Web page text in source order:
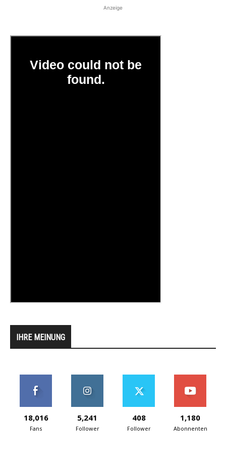
Anzeige
IHRE MEINUNG
18,016
Fans
5,241
Follower
408
Follower
1,180
Abonnenten